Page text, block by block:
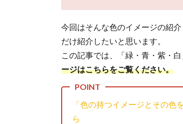
今回はそんな色のイメージの紹
だけ紹介したいと思います。
この記事では、「緑・青・紫・
ージはこちらをご覧ください。
「色の持つイメージとその
ら